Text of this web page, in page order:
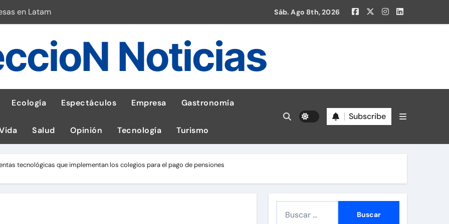
en Latam
de hígado
de GEI en sus operaciones
de celular según OSIPTEL
¡Descarga la app de Meridianbet y gana una jugada gratis en la Liga 1!
Sáb. Ago 8th, 2026
Noticias
Ecología Espectáculos Empresa Gastronomía
Salud Opinión Tecnología Turismo
Subscribe
tecnológicas que implementan los colegios para el pago de pensiones